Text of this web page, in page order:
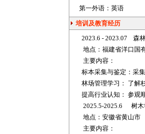
第一外语： 英语
培训及教育经历
2023.6 - 2023.07 森
地点：福建省洋口国
主要内容：
标本采集与鉴定：采
林场管理学习： 了解
提高行业认知： 参观
2025.5-2025.6 树木
地点：安徽省黄山市
主要内容：